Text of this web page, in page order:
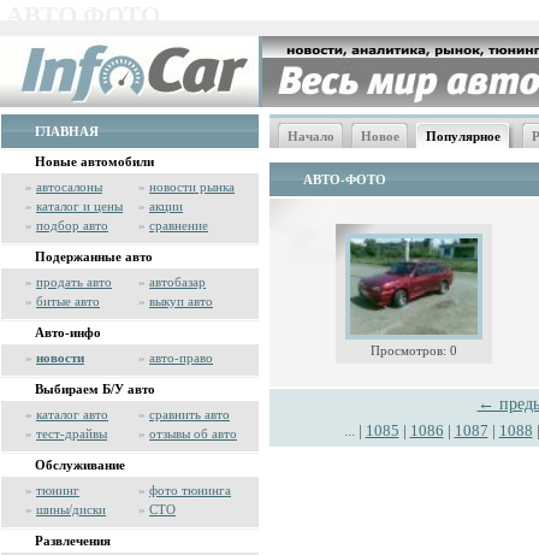
ГЛАВНАЯ
Новые автомобили
» автосалоны » новости рынка
» каталог и цены » акции
» подбор авто » сравнение
Подержанные авто
» продать авто » автобазар
» битые авто » выкуп авто
Авто-инфо
» новости » авто-право
Выбираем Б/У авто
» каталог авто » сравнить авто
» тест-драйвы » отзывы об авто
Обслуживание
» тюнинг » фото тюнинга
» шины/диски » СТО
Развлечения
Начало Новое Популярное
АВТО-ФОТО
Просмотров: 0
←
... | 1085 | 1086 | 1087 | 1088